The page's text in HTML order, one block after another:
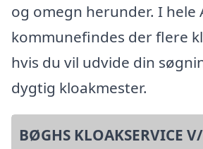
og omegn herunder. I hele
kommunefindes der flere
hvis du vil udvide din
dygtig kloakmester.
BØGHS KLOAKSERVICE